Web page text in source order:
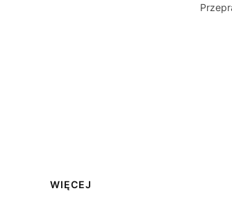
Linki w stopce
WIĘCEJ